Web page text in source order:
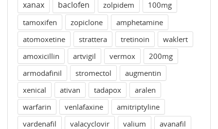
xanax
baclofen zolpidem
100mg
tamoxifen
zopiclone
amphetamine
atomoxetine
strattera tretinoin
waklert
amoxicillin
artvigil vermox
200mg
armodafinil
stromectol
augmentin
xenical
ativan tadapox
aralen
warfarin
venlafaxine
amitriptyline
vardenafil
valacyclovir valium
avanafil